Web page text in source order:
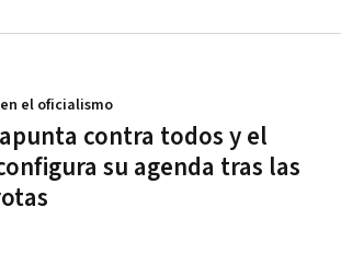
contra todos y el
su agenda tras las
el oficialismo